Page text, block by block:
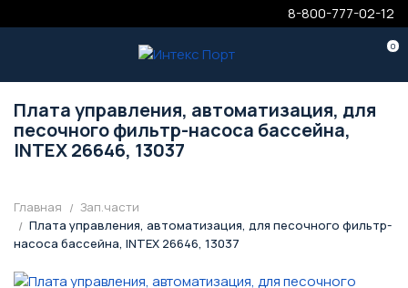
8-800-777-02-12
0
Плата управления, автоматизация, для
песочного фильтр-насоса бассейна,
INTEX 26646, 13037
Главная
Зап.части
Плата управления, автоматизация, для песочного фильтр-
насоса бассейна, INTEX 26646, 13037